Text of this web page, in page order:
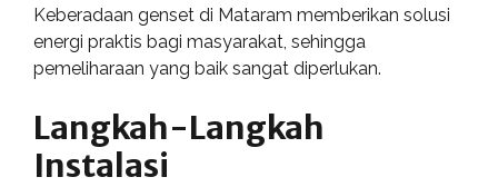
Keberadaan genset di Mataram memberikan solusi
energi praktis bagi masyarakat, sehingga
pemeliharaan yang baik sangat diperlukan.
Langkah-Langkah
Instalasi